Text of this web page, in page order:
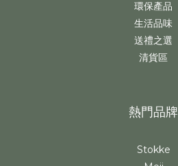
環保產品
生活品味
送禮之選
清貨區
熱門品牌
Stokke